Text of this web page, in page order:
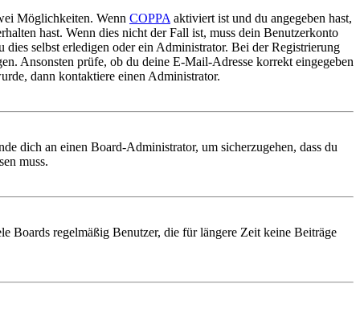
Möglichkeiten. Wenn COPPA aktiviert ist und du angegeben hast,
hast. Wenn dies nicht der Fall ist, muss dein Benutzerkonto
selbst erledigen oder ein Administrator. Bei der Registrierung
Ansonsten prüfe, ob du deine E-Mail-Adresse korrekt eingegeben
dann kontaktiere einen Administrator.
dich an einen Board-Administrator, um sicherzugehen, dass du
muss.
Boards regelmäßig Benutzer, die für längere Zeit keine Beiträge